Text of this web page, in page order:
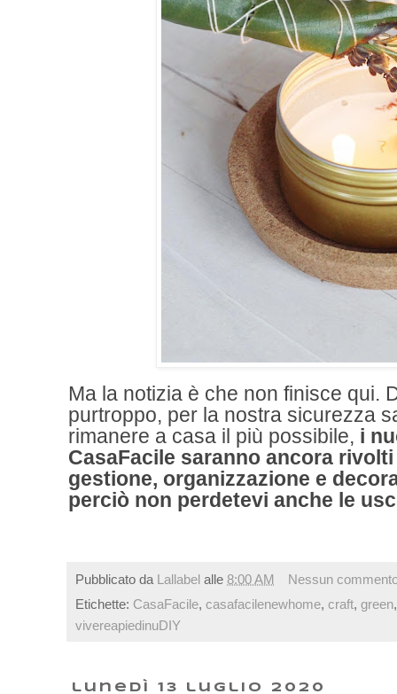
Ma la notizia è che non finisce qui.
purtroppo, per la nostra sicurezza
rimanere a casa il più possibile, i
CasaFacile saranno ancora
gestione, organizzazione e
perciò non perdetevi anche le
Pubblicato da Lallabel alle 8:00 AM
Nessun
Etichette: CasaFacile, casafacilenewhome, craft, green
vivereapiedinuDIY
lunedì 13 luglio 2020